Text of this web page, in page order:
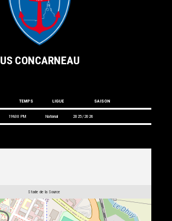
US CONCARNEAU
TEMPS LIGUE SAISON
19h30 PM National 2025/2026
Stade de la Source